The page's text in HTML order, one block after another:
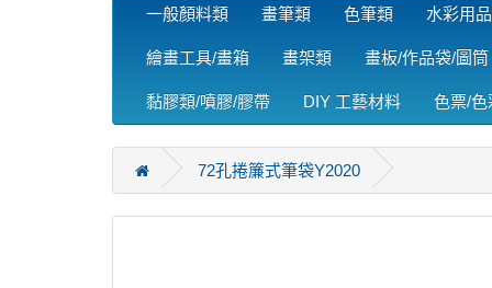
一般顏料類 畫筆類 色筆類 水彩用品
繪畫工具/畫箱 畫架類 畫板/作品袋/圖筒
黏膠類/噴膠/膠帶 DIY 工藝材料 色票/色
72孔捲簾式筆袋Y2020